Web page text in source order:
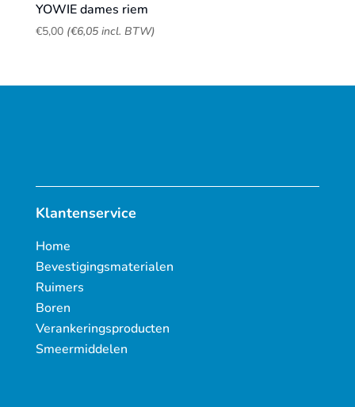
YOWIE dames riem
€5,00 (€6,05incl. BTW)
Klantenservice
Home
Bevestigingsmaterialen
Ruimers
Boren
Verankeringsproducten
Smeermiddelen